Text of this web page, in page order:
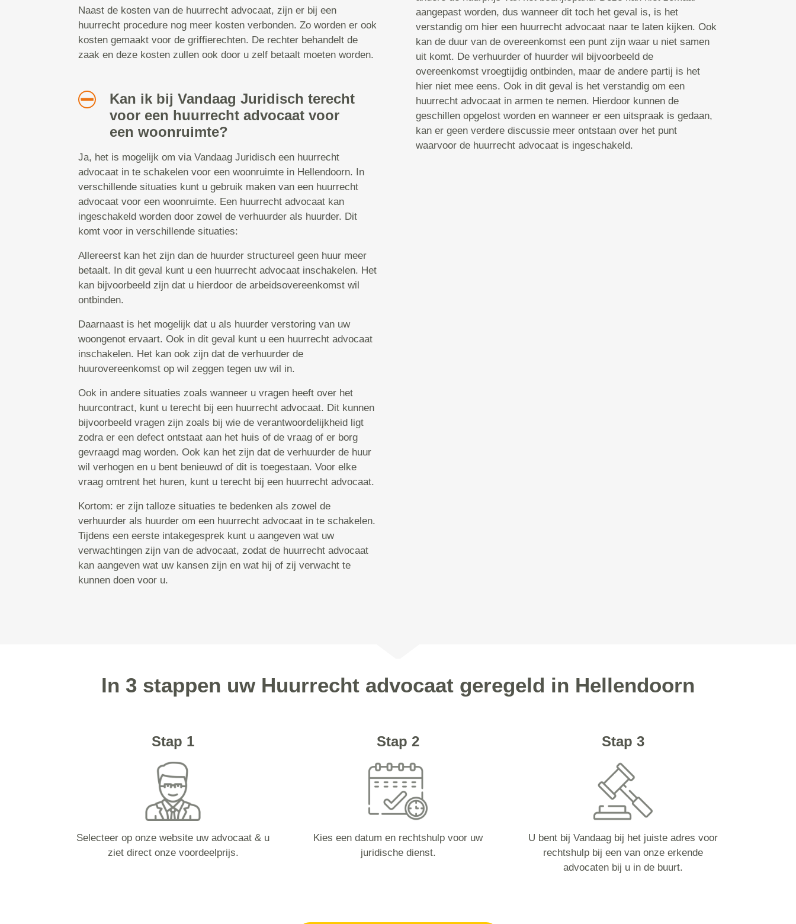
Naast de kosten van de huurrecht advocaat, zijn er bij een
huurrecht procedure nog meer kosten verbonden. Zo worden er ook
kosten gemaakt voor de griffierechten. De rechter behandelt de
zaak en deze kosten zullen ook door u zelf betaalt moeten worden.
Kan ik bij Vandaag Juridisch terecht
voor een huurrecht advocaat voor
een woonruimte?
Ja, het is mogelijk om via Vandaag Juridisch een huurrecht
advocaat in te schakelen voor een woonruimte in Hellendoorn. In
verschillende situaties kunt u gebruik maken van een huurrecht
advocaat voor een woonruimte. Een huurrecht advocaat kan
ingeschakeld worden door zowel de verhuurder als huurder. Dit
komt voor in verschillende situaties:
Allereerst kan het zijn dan de huurder structureel geen huur meer
betaalt. In dit geval kunt u een huurrecht advocaat inschakelen. Het
kan bijvoorbeeld zijn dat u hierdoor de arbeidsovereenkomst wil
ontbinden.
Daarnaast is het mogelijk dat u als huurder verstoring van uw
woongenot ervaart. Ook in dit geval kunt u een huurrecht advocaat
inschakelen. Het kan ook zijn dat de verhuurder de
huurovereenkomst op wil zeggen tegen uw wil in.
Ook in andere situaties zoals wanneer u vragen heeft over het
huurcontract, kunt u terecht bij een huurrecht advocaat. Dit kunnen
bijvoorbeeld vragen zijn zoals bij wie de verantwoordelijkheid ligt
zodra er een defect ontstaat aan het huis of de vraag of er borg
gevraagd mag worden. Ook kan het zijn dat de verhuurder de huur
wil verhogen en u bent benieuwd of dit is toegestaan. Voor elke
vraag omtrent het huren, kunt u terecht bij een huurrecht advocaat.
Kortom: er zijn talloze situaties te bedenken als zowel de
verhuurder als huurder om een huurrecht advocaat in te schakelen.
Tijdens een eerste intakegesprek kunt u aangeven wat uw
verwachtingen zijn van de advocaat, zodat de huurrecht advocaat
kan aangeven wat uw kansen zijn en wat hij of zij verwacht te
kunnen doen voor u.
aangepast worden, dus wanneer dit toch het geval is, is het
verstandig om hier een huurrecht advocaat naar te laten kijken. Ook
kan de duur van de overeenkomst een punt zijn waar u niet samen
uit komt. De verhuurder of huurder wil bijvoorbeeld de
overeenkomst vroegtijdig ontbinden, maar de andere partij is het
hier niet mee eens. Ook in dit geval is het verstandig om een
huurrecht advocaat in armen te nemen. Hierdoor kunnen de
geschillen opgelost worden en wanneer er een uitspraak is gedaan,
kan er geen verdere discussie meer ontstaan over het punt
waarvoor de huurrecht advocaat is ingeschakeld.
In 3 stappen uw Huurrecht advocaat geregeld in Hellendoorn
Stap 1
Selecteer op onze website uw advocaat & u
ziet direct onze voordeelprijs.
Stap 2
Kies een datum en rechtshulp voor uw
juridische dienst.
Stap 3
U bent bij Vandaag bij het juiste adres voor
rechtshulp bij een van onze erkende
advocaten bij u in de buurt.